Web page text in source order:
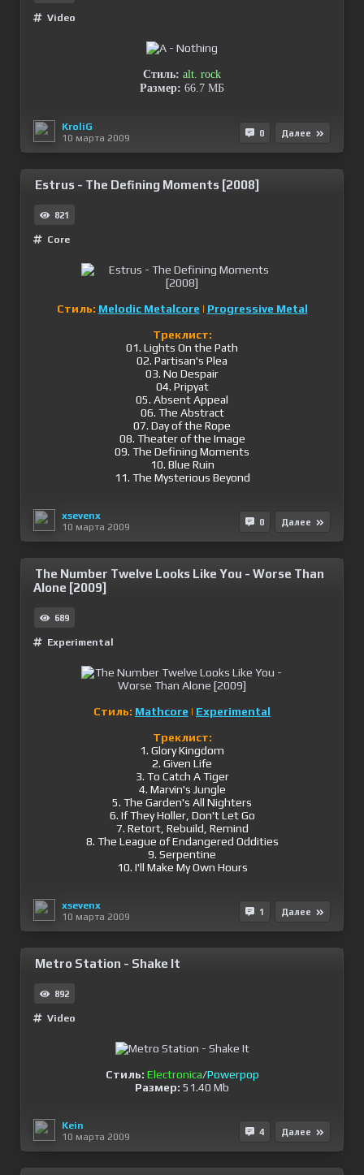
Video
Стиль: alt. rock
Размер: 66.7 МБ
KroliG
10 марта 2009
0 Далее
Estrus - The Defining Moments [2008]
821
Сore
Стиль: Melodic Metalcore | Progressive Metal
Треклист:
01. Lights On the Path
02. Partisan's Plea
03. No Despair
04. Pripyat
05. Absent Appeal
06. The Abstract
07. Day of the Rope
08. Theater of the Image
09. The Defining Moments
10. Blue Ruin
11. The Mysterious Beyond
xsevenx
10 марта 2009
0 Далее
The Number Twelve Looks Like You - Worse Than
Alone [2009]
689
Experimental
Стиль: Mathcore | Experimental
Треклист:
1. Glory Kingdom
2. Given Life
3. To Catch A Tiger
4. Marvin's Jungle
5. The Garden's All Nighters
6. If They Holler, Don't Let Go
7. Retort, Rebuild, Remind
8. The League of Endangered Oddities
9. Serpentine
10. I'll Make My Own Hours
xsevenx
10 марта 2009
1 Далее
Metro Station - Shake It
892
Video
Стиль: Electronica/Powerpop
Размер: 51.40 Mb
Kein
10 марта 2009
4 Далее